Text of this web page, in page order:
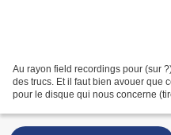
Au rayon field recordings pour (sur
des trucs. Et il faut bien avouer que
pour le disque qui nous concerne